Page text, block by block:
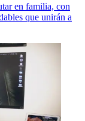
en familia, con
que unirán a